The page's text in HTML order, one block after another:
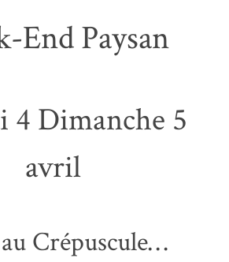
End Paysan
4 Dimanche 5
avril
Crépuscule…